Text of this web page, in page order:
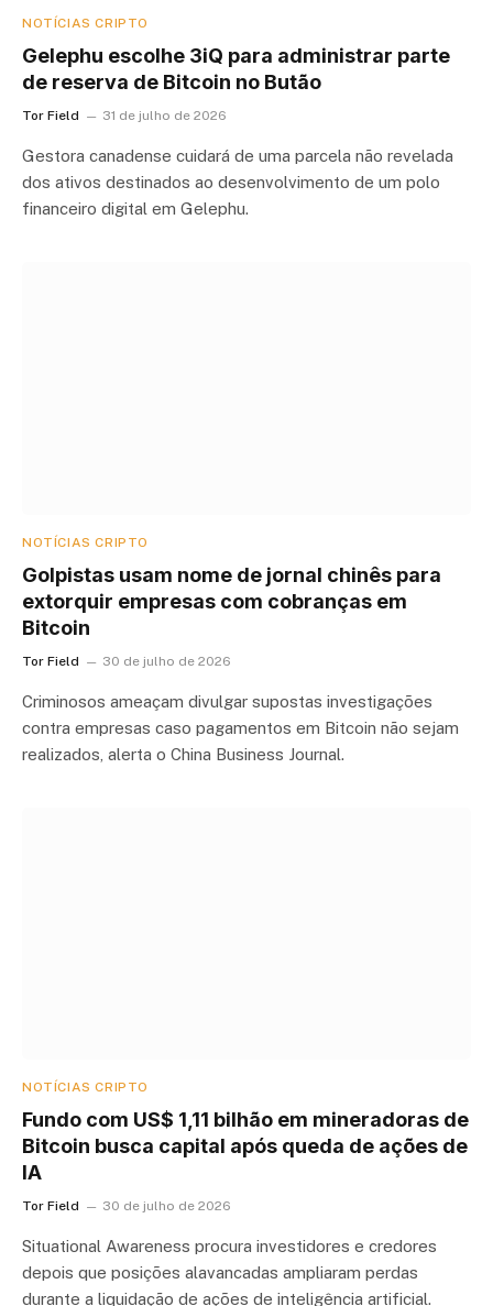
NOTÍCIAS CRIPTO
Gelephu escolhe 3iQ para administrar parte
de reserva de Bitcoin no Butão
Tor Field 31 de julho de 2026
Gestora canadense cuidará de uma parcela não revelada
dos ativos destinados ao desenvolvimento de um polo
financeiro digital em Gelephu.
NOTÍCIAS CRIPTO
Golpistas usam nome de jornal chinês para
extorquir empresas com cobranças em
Bitcoin
Tor Field 30 de julho de 2026
Criminosos ameaçam divulgar supostas investigações
contra empresas caso pagamentos em Bitcoin não sejam
realizados, alerta o China Business Journal.
NOTÍCIAS CRIPTO
Fundo com US$ 1,11 bilhão em mineradoras de
Bitcoin busca capital após queda de ações de
IA
Tor Field 30 de julho de 2026
Situational Awareness procura investidores e credores
depois que posições alavancadas ampliaram perdas
durante a liquidação de ações de inteligência artificial.